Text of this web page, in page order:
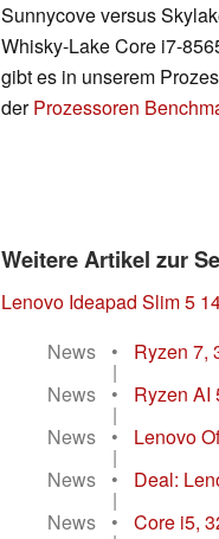
Sunnycove versus
Whisky-Lake Core i7-
gibt es in unserem
derProzessoren
Weitere Artikel zur
Lenovo Ideapad Slim 5
News
• Ryzen 7,
|
News
• Ryzen AI
|
News
• Lenovo
|
News
• Deal:
|
News
• Core i5,